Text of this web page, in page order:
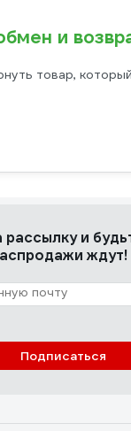
и
товар,
рассылкуи
ждут!
Подписаться